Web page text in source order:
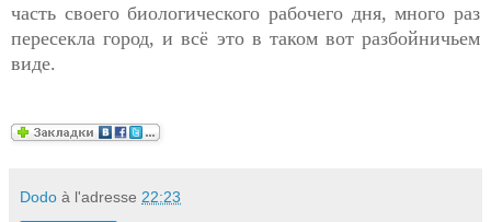
часть своего биологического рабочего дня, много раз
пересекла город, и всё это в таком вот разбойничьем
виде.
Dodo à l'adresse 22:23